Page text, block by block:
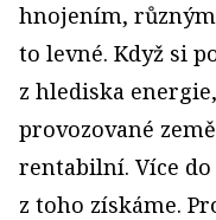
hnojením,
to levné. Když si
z hlediska
provozované
rentabilní. Více
z toho získáme.